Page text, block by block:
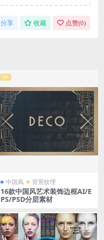
分享 收藏 点赞(0)
VIP
中国风 背景纹理
16款中国风艺术装饰边框AI/E
PS/PSD分层素材
VIP